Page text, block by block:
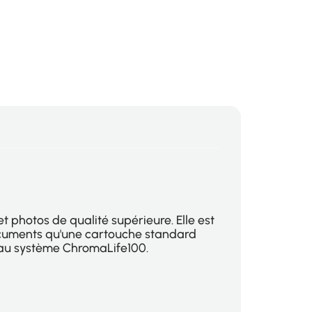
photos de qualité supérieure. Elle est
qu'une cartouche standard
système ChromaLife100.